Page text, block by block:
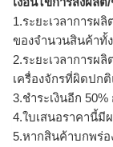
1.ระยะเวลาการผ
ของจำนวนสินค้าทั้
2.ระยะเวลาการผ
เครื่องจักรที่ผิดปก
3.ชำระเงินอีก
4.ใบเสนอราคานี้มี
5.หากสินค้าบกพร่